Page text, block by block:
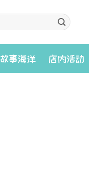
故事海洋 店内活动